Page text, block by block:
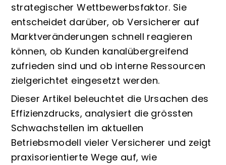
strategischer Wettbewerbsfaktor. Sie
entscheidet darüber, ob Versicherer auf
Marktveränderungen schnell reagieren
können, ob Kunden kanalübergreifend
zufrieden sind und ob interne Ressourcen
zielgerichtet eingesetzt werden.
Dieser Artikel beleuchtet die Ursachen des
Effizienzdrucks, analysiert die grössten
Schwachstellen im aktuellen
Betriebsmodell vieler Versicherer und zeigt
praxisorientierte Wege auf, wie